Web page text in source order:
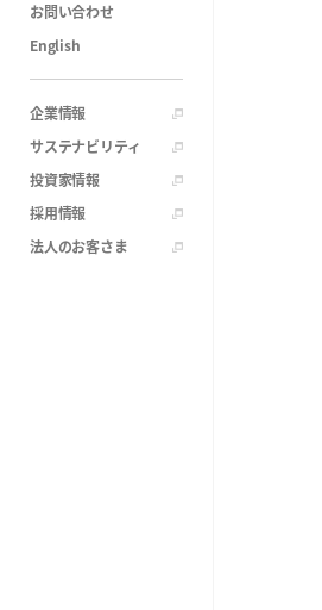
お問い合わせ
English
企業情報
サステナビリティ
投資家情報
採用情報
法人のお客さま